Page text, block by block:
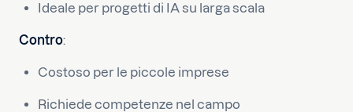
Ideale per progetti di IA su larga scala
Contro:
Costoso per le piccole imprese
Richiede competenze nel campo